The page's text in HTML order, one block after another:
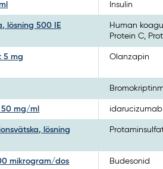
Insulin
lösning 500 IE
Human
Protein C,
5 mg Olanzapin
mg/ml idarucizumab
lösning
mikrogram/dos Budesonid